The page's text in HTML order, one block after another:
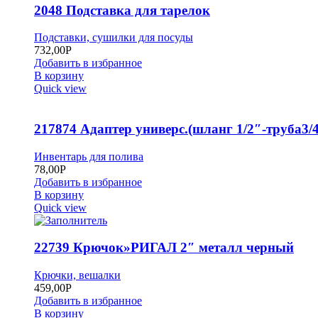
2048 Подставка для тарелок
Подставки, сушилки для посуды
732,00Р
Добавить в избранное
В корзину
Quick view
217874 Адаптер универс.(шланг 1/2″-труба3/
Инвентарь для полива
78,00Р
Добавить в избранное
В корзину
Quick view
22739 Крючок»РИГАЛ 2″ металл черный
Крючки, вешалки
459,00Р
Добавить в избранное
В корзину